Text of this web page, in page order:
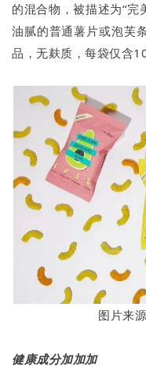
的混合物，被描述为“
油腻的普通薯片或泡芙
品，无麸质，每袋仅含
图片来
健康成分加加加